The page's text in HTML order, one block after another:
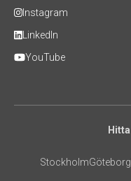
Instagram
LinkedIn
YouTube
StockholmGöteborg